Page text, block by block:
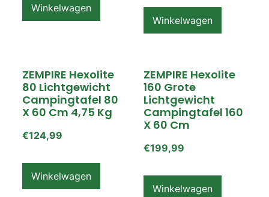
Winkelwagen
Winkelwagen
ZEMPIRE Hexolite
80 Lichtgewicht
Campingtafel 80
X 60 Cm 4,75 Kg
€124,99
Winkelwagen
ZEMPIRE Hexolite
160 Grote
Lichtgewicht
Campingtafel 160
X 60 Cm
€199,99
Winkelwagen